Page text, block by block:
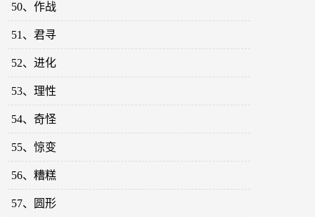
50、作战
51、君寻
52、进化
53、理性
54、奇怪
55、惊变
56、糟糕
57、圆形